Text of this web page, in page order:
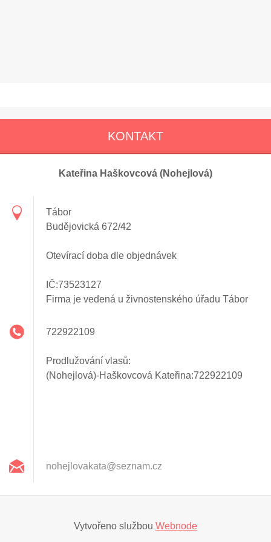
KONTAKT
Kateřina Haškovcová (Nohejlová)
Tábor
Budějovická 672/42
Otevírací doba dle objednávek
IČ:73523127
Firma je vedená u živnostenského úřadu Tábor
722922109
Prodlužování vlasů:
(Nohejlová)-Haškovcová Kateřina:722922109
nohejlovakata@seznam.cz
Vytvořeno službou Webnode